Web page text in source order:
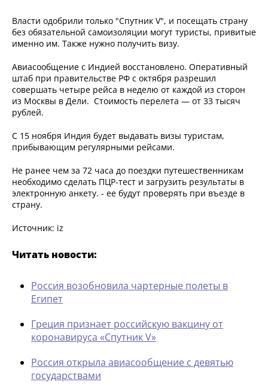
Власти одобрили только "Спутник V", и посещать страну
без обязательной самоизоляции могут туристы, привитые
именно им. Также нужно получить визу.
Авиасообщение с Индией восстановлено. Оперативный
штаб при правительстве РФ с октября разрешил
совершать четыре рейса в неделю от каждой из сторон
из Москвы в Дели. Стоимость перелета — от 33 тысяч
рублей.
С 15 ноября Индия будет выдавать визы туристам,
прибывающим регулярными рейсами.
Не ранее чем за 72 часа до поездки путешественникам
необходимо сделать ПЦР-тест и загрузить результаты в
электронную анкету. - ее будут проверять при въезде в
страну.
Источник: iz
Читать новости:
Россия возобновила чартерные полеты в
Египет
Греция признает российскую вакцину от
коронавируса «Спутник V»
Россия открыла авиасообщение с девятью
государствами